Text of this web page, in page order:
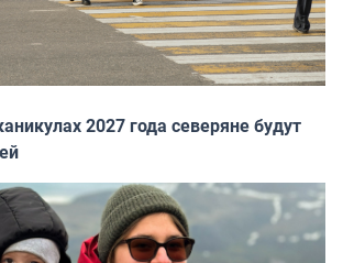
2027 года северяне будут